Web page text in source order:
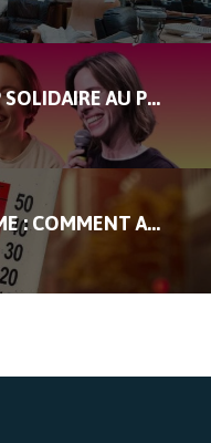
UNE SOIRÉE DE STAND-UP SOLIDAIRE AU PROFIT DE L’ILOT
CANICULE ET SANS-ABRISME : COMMENT AGIR FACE À L’URGENCE